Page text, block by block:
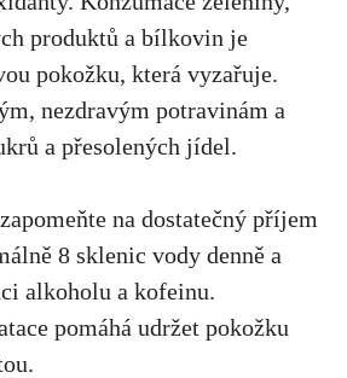
produktů a ‌bílkovin je
‌pokožku, která vyzařuje.
nezdravým potravinám ‌a
a přesolených jídel.
na dostatečný příjem⁢
8 sklenic vody denně a
alkoholu a kofeinu.
pomáhá udržet pokožku